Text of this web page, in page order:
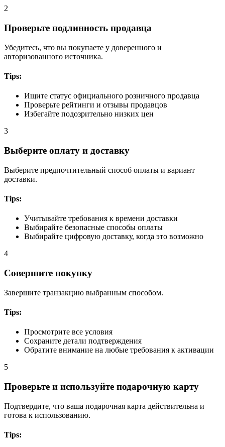
2
Проверьте подлинность продавца
Убедитесь, что вы покупаете у доверенного и
авторизованного источника.
Tips:
Ищите статус официального розничного продавца
Проверьте рейтинги и отзывы продавцов
Избегайте подозрительно низких цен
3
Выберите оплату и доставку
Выберите предпочтительный способ оплаты и вариант
доставки.
Tips:
Учитывайте требования к времени доставки
Выбирайте безопасные способы оплаты
Выбирайте цифровую доставку, когда это возможно
4
Совершите покупку
Завершите транзакцию выбранным способом.
Tips:
Просмотрите все условия
Сохраните детали подтверждения
Обратите внимание на любые требования к активации
5
Проверьте и используйте подарочную карту
Подтвердите, что ваша подарочная карта действительна и
готова к использованию.
Tips: